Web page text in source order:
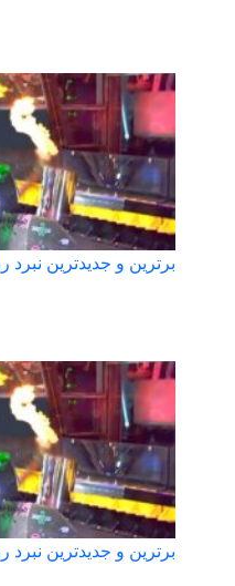
برترین و جدیدترین نبرد
برترین و جدیدترین نبرد